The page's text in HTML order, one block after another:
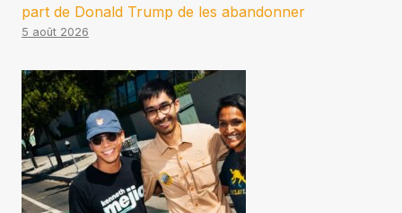
part de Donald Trump de les abandonner
5 août 2026